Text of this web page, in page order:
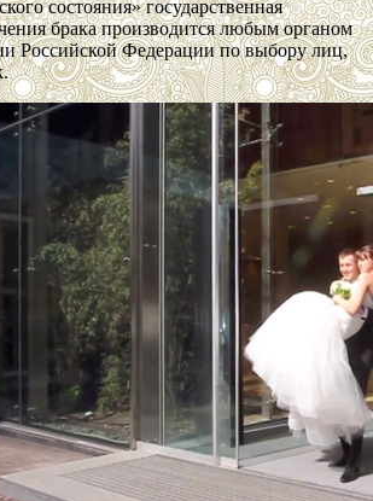
состояния» государственная
брака производится любым органом
Российской Федерации по выбору лиц,